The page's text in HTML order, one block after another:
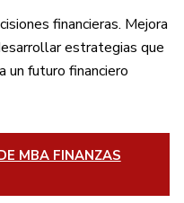
financieras. Mejora
estrategias que
un futuro financiero
MBA FINANZAS